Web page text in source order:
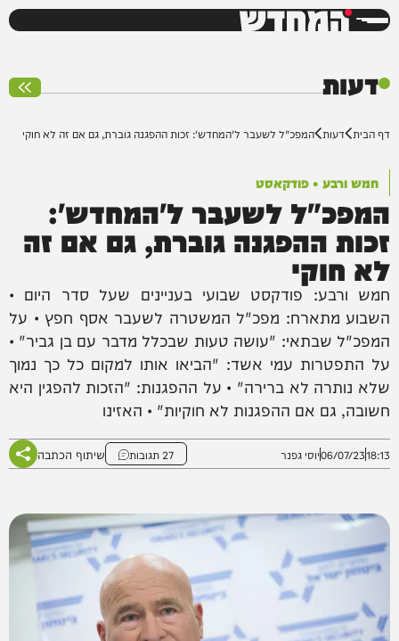
המחדש
דעות
דף הבית דעות המפכ"ל לשעבר ל'המחדש': זכות ההפגנה גוברת, גם אם זה לא חוקי
חמש ורבע • פודקאסט
המפכ"ל לשעבר ל'המחדש':
זכות ההפגנה גוברת, גם אם זה
לא חוקי
חמש ורבע: פודקסט שבועי בעניינים שעל סדר היום •
השבוע מתארח: מפכ"ל המשטרה לשעבר אסף חפץ • על
המפכ"ל שבתאי: "עושה טעות שבכלל מדבר עם בן גביר" •
על התפטרות עמי אשד: "הביאו אותו למקום כל כך נמוך
שלא נותרה לא ברירה" • על ההפגנות: "הזכות להפגין היא
חשובה, גם אם ההפגנות לא חוקיות" • האזינו
18:13
06/07/23יוסי גפנר 27 תגובות שיתוף הכתבה